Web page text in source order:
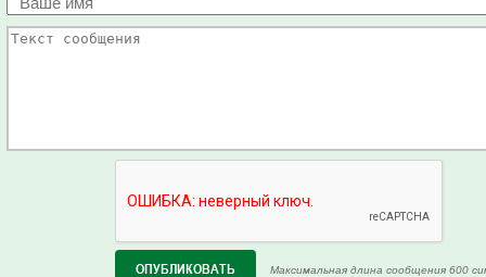
Максимальная длина сообщения 600